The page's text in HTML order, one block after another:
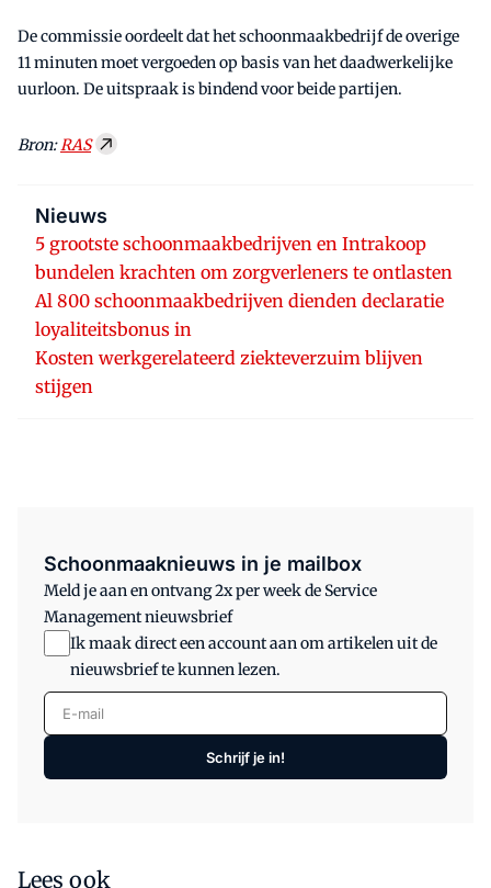
De commissie oordeelt dat het schoonmaakbedrijf de overige
11 minuten moet vergoeden op basis van het daadwerkelijke
uurloon. De uitspraak is bindend voor beide partijen.
Bron:RAS
Nieuws
5 grootste schoonmaakbedrijven en Intrakoop
bundelen krachten om zorgverleners te ontlasten
Al 800 schoonmaakbedrijven dienden declaratie
loyaliteitsbonus in
Kosten werkgerelateerd ziekteverzuim blijven
stijgen
Schoonmaaknieuws in je mailbox
Meld je aan en ontvang 2x per week de Service
Management nieuwsbrief
Ik maak direct een account aan om artikelen uit de
nieuwsbrief te kunnen lezen.
E-mail
Schrijf je in!
Lees ook